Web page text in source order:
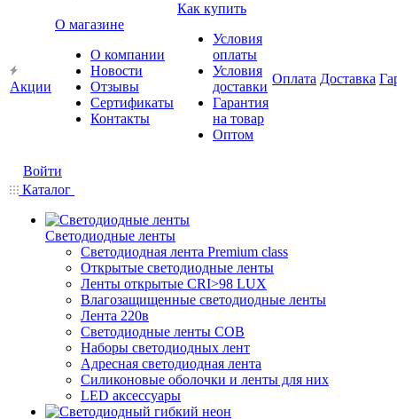
Акции
О магазине
О компании
Новости
Отзывы
Сертификаты
Контакты
Как купить
Условия
оплаты
Условия
доставки
Гарантия
на товар
Оптом
Оплата Доставка
Войти
Каталог
Светодиодные ленты
Светодиодная лента Premium class
Открытые светодиодные ленты
Ленты открытые CRI>98 LUX
Влагозащищенные светодиодные ленты
Лента 220в
Светодиодные ленты COB
Наборы светодиодных лент
Адресная светодиодная лента
Силиконовые оболочки и ленты для них
LED аксессуары